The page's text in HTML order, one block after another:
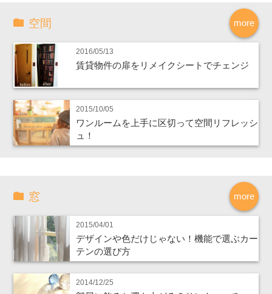
more
空間
2016/05/13
賃貸物件の扉をリメイクシートでチェンジ
2015/10/05
ワンルームを上手に区切って空間リフレッシ
ュ！
more
窓
2015/04/01
デザインや色だけじゃない！機能で選ぶカー
テンの選び方
2014/12/25